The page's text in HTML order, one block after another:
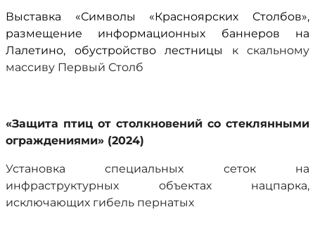
Выставка «Символы «Красноярских Столбов»,
размещение информационных баннеров на
Лалетино, обустройство лестницы
к скальному
массиву Первый Столб
«Защита птиц от столкновений со стеклянными
ограждениями» (2024)
Установка специальных сеток на
инфраструктурных объектах нацпарка,
исключающих гибель пернатых